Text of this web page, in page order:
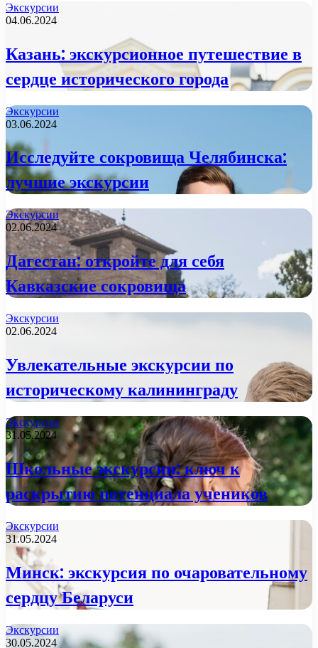
Экскурсии
04.06.2024
Казань: экскурсионное путешествие в
сердце исторического города
Экскурсии
03.06.2024
Исследуйте сокровища Челябинска:
лучшие экскурсии
Экскурсии
02.06.2024
Дагестан: откройте для себя
Кавказские сокровища
Экскурсии
02.06.2024
Увлекательные экскурсии по
историческому калининграду
Экскурсии
31.05.2024
Школьные экскурсии: ключ к
раскрытию потенциала учеников
Экскурсии
31.05.2024
Минск: экскурсия по очаровательному
сердцу Беларуси
Экскурсии
30.05.2024